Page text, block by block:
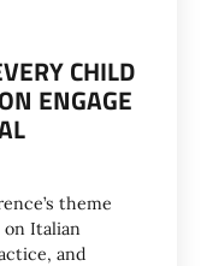
CHILD
ENGAGE
theme
on Italian
and